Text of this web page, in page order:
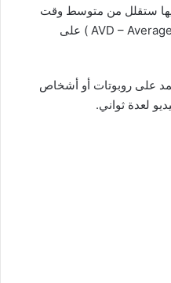
ستقلل من متوسط وقت
المشاهدة ( AVD – Average View Duration ) على
على روبوتات أو أشخاص
لعدة ثواني.